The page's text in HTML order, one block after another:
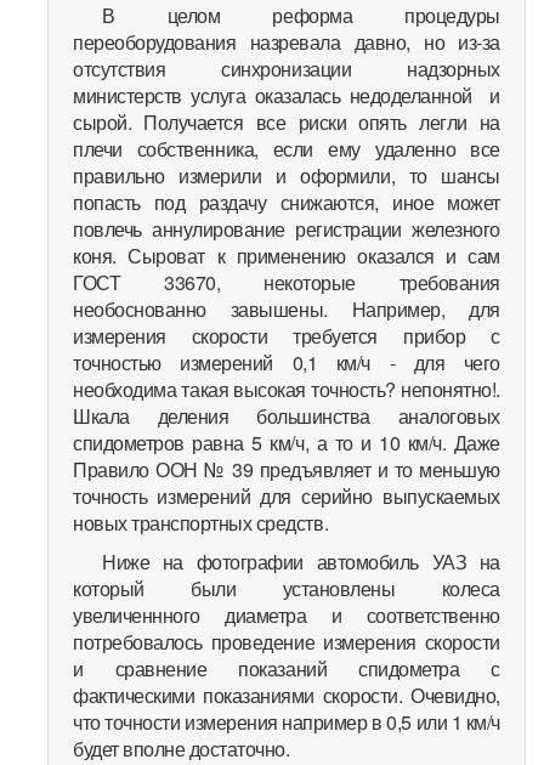
В целом реформа процедуры
переоборудования назревала давно, но из-за
отсутствия синхронизации надзорных
министерств услуга оказалась недоделанной и
сырой. Получается все риски опять легли на
плечи собственника, если ему удаленно все
правильно измерили и оформили, то шансы
попасть под раздачу снижаются, иное может
повлечь аннулирование регистрации железного
коня. Сыроват к применению оказался и сам
ГОСТ 33670, некоторые требования
необоснованно завышены. Например, для
измерения скорости требуется прибор с
точностью измерений 0,1 км/ч - для чего
необходима такая высокая точность? непонятно!.
Шкала деления большинства аналоговых
спидометров равна 5 км/ч, а то и 10 км/ч. Даже
Правило ООН № 39 предъявляет и то меньшую
точность измерений для серийно выпускаемых
новых транспортных средств.
Ниже на фотографии автомобиль УАЗ на
который были установлены колеса
увеличеннного диаметра и соответственно
потребовалось проведение измерения скорости
и сравнение показаний спидометра с
фактическими показаниями скорости. Очевидно,
что точности измерения например в 0,5 или 1 км/ч
будет вполне достаточно.